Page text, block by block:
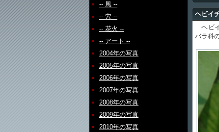
-- 風 --
-- 穴 --
-- 花火 --
-- アート --
2004年の写真
2005年の写真
2006年の写真
2007年の写真
2008年の写真
2009年の写真
2010年の写真
ヘビイ
ヘビ
バラ科